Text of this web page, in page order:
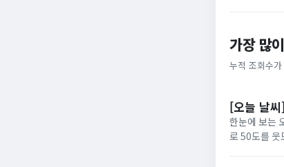
가장 많
누적 조회수
[오늘 날
한눈에 보는
로 50도를 웃